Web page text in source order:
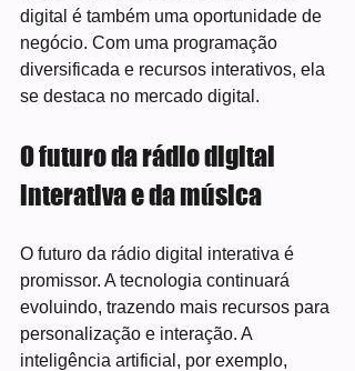
digital é também uma oportunidade de
negócio. Com uma programação
diversificada e recursos interativos, ela
se destaca no mercado digital.
O futuro da rádio digital
interativa e da música
O futuro da rádio digital interativa é
promissor. A tecnologia continuará
evoluindo, trazendo mais recursos para
personalização e interação. A
inteligência artificial, por exemplo,